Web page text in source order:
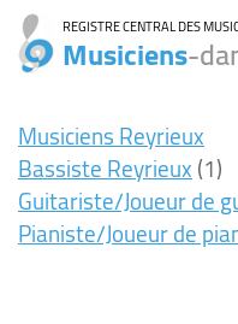
REGISTRE CENTRAL DES
Musiciens-
Musiciens Reyrieux
Bassiste Reyrieux(1)
Guitariste/Joueur de
Pianiste/Joueur de